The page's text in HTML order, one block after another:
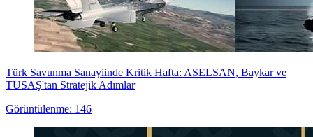
Türk Savunma Sanayiinde Kritik Hafta: ASELSAN, Baykar ve
TUSAŞ'tan Stratejik Adımlar
Görüntülenme: 146